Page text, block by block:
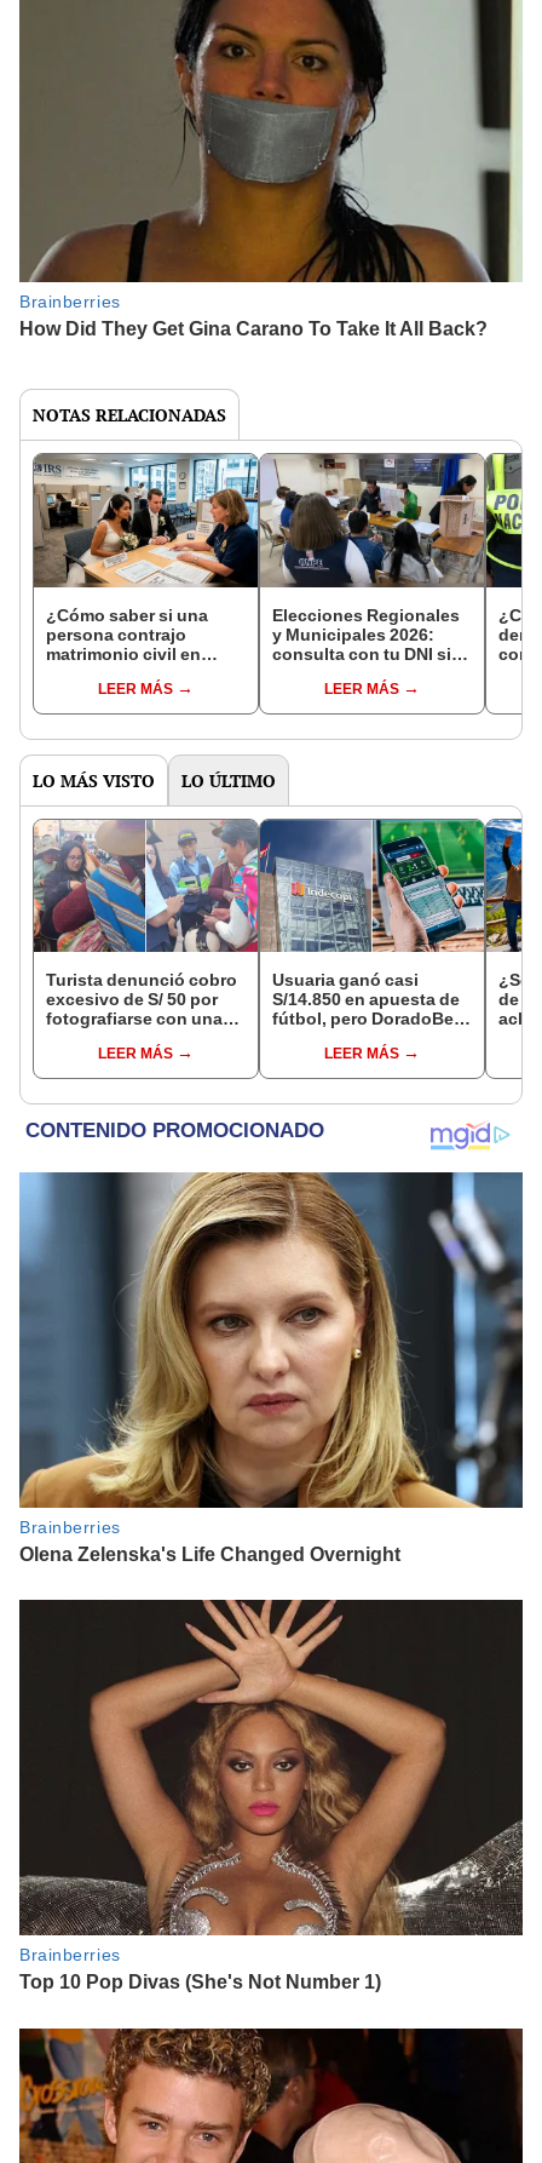
NOTAS RELACIONADAS
¿Cómo saber si una
persona contrajo
matrimonio civil en
LEER MÁS
Elecciones Regionales
y Municipales 2026:
consulta con tu DNI si
de mesa para este 4 de
octubre en el link oficial
LEER MÁS
con
LO MÁS VISTO LO ÚLTIMO
Turista denunció cobro
excesivo de S/ 50 por
fotografiarse con una
Serenazgo recuperó el
dinero
LEER MÁS
Usuaria ganó casi
S/14.850 en apuesta de
fútbol, pero DoradoBet
Indecopi multó a la
empresa con más de S/
LEER MÁS
¿Se
de